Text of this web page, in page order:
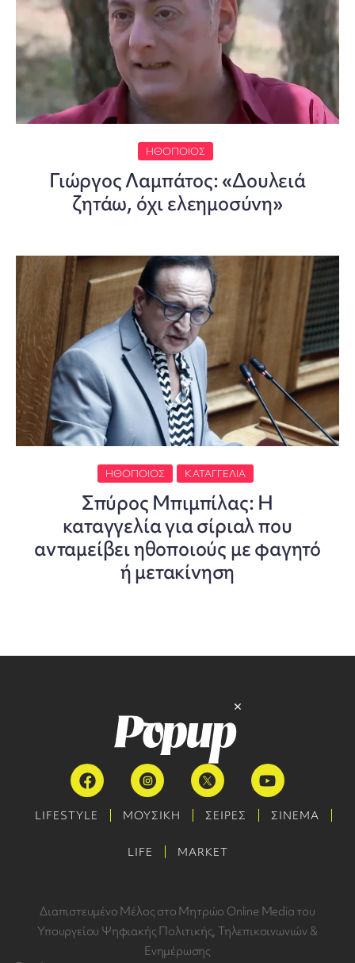
ΗΘΟΠΟΙΌΣ
Γιώργος Λαμπάτος: «Δουλειά
ζητάω, όχι ελεημοσύνη»
ΗΘΟΠΟΙΌΣ ΚΑΤΑΓΓΕΛΊΑ
Σπύρος Μπιμπίλας: Η
καταγγελία για σίριαλ που
ανταμείβει ηθοποιούς με φαγητό
ή μετακίνηση
LIFESTYLE ΜΟΥΣΙΚΗ ΣΕΙΡΕΣ ΣΙΝΕΜΑ
LIFE MARKET
Διαπιστευμένο Μέλος στο Μητρώο Online Media του
Υπουργείου Ψηφιακής Πολιτικής, Τηλεπικοινωνιών &
Ενημέρωσης